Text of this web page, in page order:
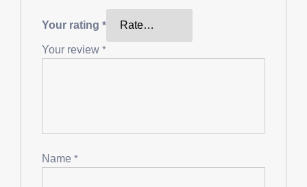
Your rating *
Your review *
Name *